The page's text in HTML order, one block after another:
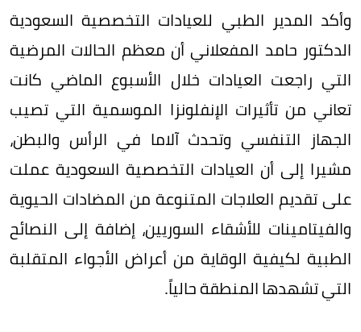
وأكد المدير الطبي للعيادات التخصصية السعودية
الدكتور حامد المفعلاني أن معظم الحالات المرضية
التي راجعت العيادات خلال الأسبوع الماضي كانت
تعاني من تأثيرات الإنفلونزا الموسمية التي تصيب
الجهاز التنفسي وتحدث آلاما في الرأس والبطن،
مشيرا إلى أن العيادات التخصصية السعودية عملت
على تقديم العلاجات المتنوعة من المضادات الحيوية
والفيتامينات للأشقاء السوريين، إضافة إلى النصائح
الطبية لكيفية الوقاية من أعراض الأجواء المتقلبة
التي تشهدها المنطقة حالياً.